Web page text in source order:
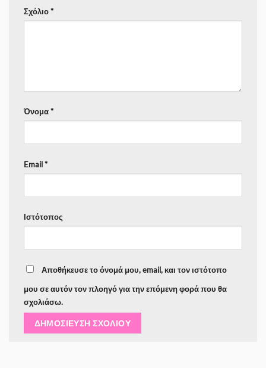
Σχόλιο*
Όνομα*
Email*
Ιστότοπος
Αποθήκευσε το όνομά μου, email, και τον ιστότοπο
μου σε αυτόν τον πλοηγό για την επόμενη φορά που θα
σχολιάσω.